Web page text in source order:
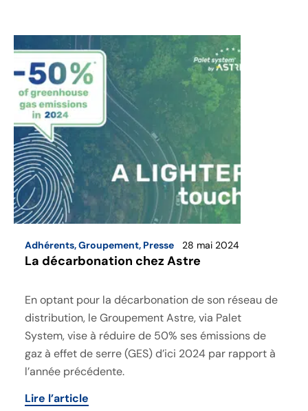
Adhérents,Groupement, Presse 28 mai 2024
La décarbonation chez Astre
En optant pour la décarbonation de son réseau de
distribution, le Groupement Astre, via Palet
System, vise à réduire de 50% ses émissions de
gaz à effet de serre (GES) d’ici 2024 par rapport à
l’année précédente.
Lire l’article